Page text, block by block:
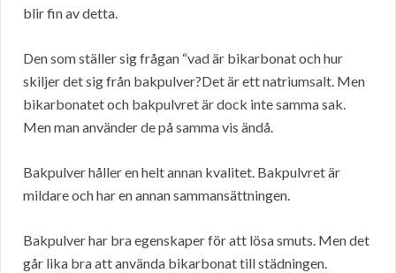
blir fin av detta.
Den som ställer sig frågan “vad är bikarbonat och hur
skiljer det sig från bakpulver?Det är ett natriumsalt. Men
bikarbonatet och bakpulvret är dock inte samma sak.
Men man använder de på samma vis ändå.
Bakpulver håller en helt annan kvalitet. Bakpulvret är
mildare och har en annan sammansättningen.
Bakpulver har bra egenskaper för att lösa smuts. Men det
går lika bra att använda bikarbonat till städningen.